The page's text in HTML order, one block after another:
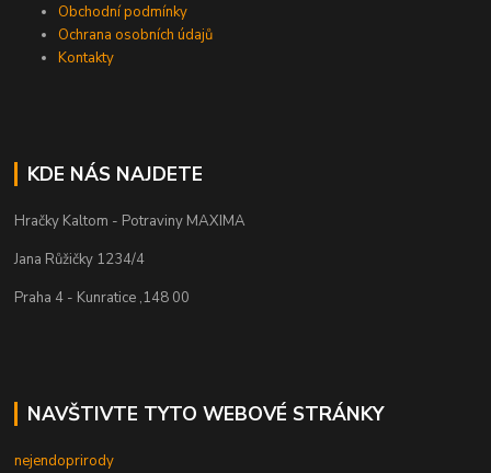
Obchodní podmínky
Ochrana osobních údajů
Kontakty
KDE NÁS NAJDETE
Hračky Kaltom - Potraviny MAXIMA
Jana Růžičky 1234/4
Praha 4 - Kunratice ,148 00
NAVŠTIVTE TYTO WEBOVÉ STRÁNKY
nejendoprirody